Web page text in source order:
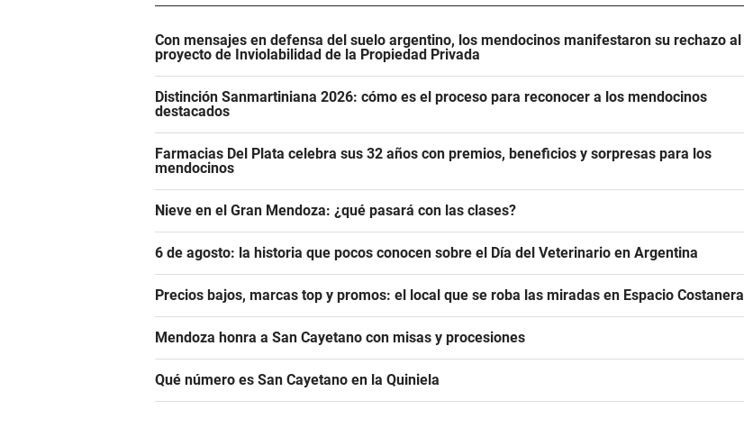
Con mensajes en defensa del suelo argentino, los mendocinos manifestaron su rechazo al
proyecto de Inviolabilidad de la Propiedad Privada
Distinción Sanmartiniana 2026: cómo es el proceso para reconocer a los mendocinos
destacados
Farmacias Del Plata celebra sus 32 años con premios, beneficios y sorpresas para los
mendocinos
Nieve en el Gran Mendoza: ¿qué pasará con las clases?
6 de agosto: la historia que pocos conocen sobre el Día del Veterinario en Argentina
Precios bajos, marcas top y promos: el local que se roba las miradas en Espacio Costanera
Mendoza honra a San Cayetano con misas y procesiones
Qué número es San Cayetano en la Quiniela